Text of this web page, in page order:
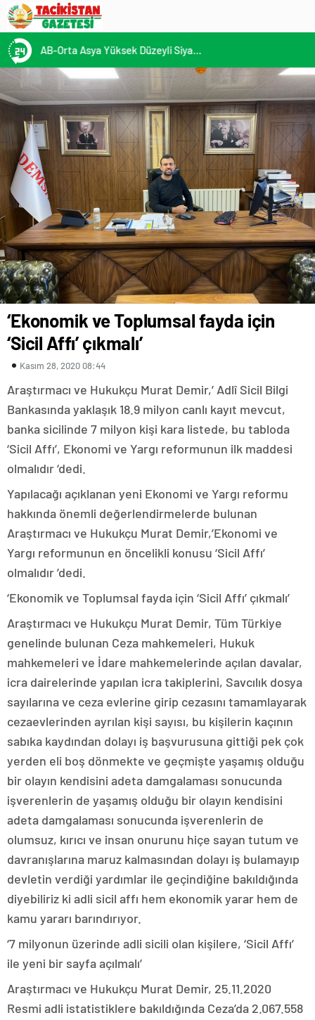
13:22 /
‘Ekonomik ve Toplumsal fayda için
‘Sicil Affı’ çıkmalı’
Kasım 28, 2020 08:44
Araştırmacı ve Hukukçu Murat Demir,’ Adlî Sicil Bilgi
Bankasında yaklaşık 18.9 milyon canlı kayıt mevcut,
banka sicilinde 7 milyon kişi kara listede, bu tabloda
‘Sicil Affı’, Ekonomi ve Yargı reformunun ilk maddesi
olmalıdır ‘dedi.
Yapılacağı açıklanan yeni Ekonomi ve Yargı reformu
hakkında önemli değerlendirmelerde bulunan
Araştırmacı ve Hukukçu Murat Demir,’Ekonomi ve
Yargı reformunun en öncelikli konusu ‘Sicil Affı’
olmalıdır ’dedi.
‘Ekonomik ve Toplumsal fayda için ‘Sicil Affı’ çıkmalı’
Araştırmacı ve Hukukçu Murat Demir, Tüm Türkiye
genelinde bulunan Ceza mahkemeleri, Hukuk
mahkemeleri ve İdare mahkemelerinde açılan davalar,
icra dairelerinde yapılan icra takiplerini, Savcılık dosya
sayılarına ve ceza evlerine girip cezasını tamamlayarak
cezaevlerinden ayrılan kişi sayısı, bu kişilerin kaçının
sabıka kaydından dolayı iş başvurusuna gittiği pek çok
yerden eli boş dönmekte ve geçmişte yaşamış olduğu
bir olayın kendisini adeta damgalaması sonucunda
işverenlerin de yaşamış olduğu bir olayın kendisini
adeta damgalaması sonucunda işverenlerin de
olumsuz, kırıcı ve insan onurunu hiçe sayan tutum ve
davranışlarına maruz kalmasından dolayı iş bulamayıp
devletin verdiği yardımlar ile geçindiğine bakıldığında
diyebiliriz ki adli sicil affı hem ekonomik yarar hem de
kamu yararı barındırıyor.
‘7 milyonun üzerinde adli sicili olan kişilere, ‘Sicil Affı’
ile yeni bir sayfa açılmalı’
Araştırmacı ve Hukukçu Murat Demir, 25.11.2020
Resmi adli istatistiklere bakıldığında Ceza’da 2.067.558